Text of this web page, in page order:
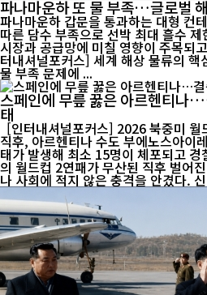
파나마운하 또 물 부족…글로벌
파나마운하 갑문을 통과하는 대형 컨
따른 담수 부족으로 선박 최대 흘수
시장과 공급망에 미칠 영향이 주목되고
터내셔널포커스] 세계 해상 물류의 핵
물 부족 문제에 ...
스페인에 무릎 꿇은 아르헨티나
태
[인터내셔널포커스] 2026 북중미 월
직후, 아르헨티나 수도 부에노스아이
태가 발생해 최소 15명이 체포되고
의 월드컵 2연패가 무산된 직후 벌어
나 사회에 적지